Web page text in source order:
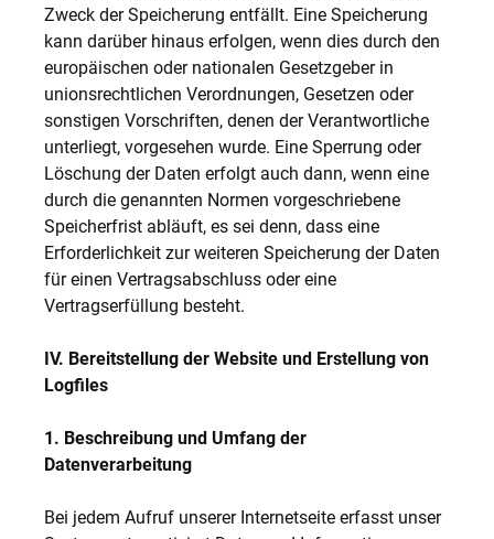
Zweck der Speicherung entfällt. Eine Speicherung
kann darüber hinaus erfolgen, wenn dies durch den
europäischen oder nationalen Gesetzgeber in
unionsrechtlichen Verordnungen, Gesetzen oder
sonstigen Vorschriften, denen der Verantwortliche
unterliegt, vorgesehen wurde. Eine Sperrung oder
Löschung der Daten erfolgt auch dann, wenn eine
durch die genannten Normen vorgeschriebene
Speicherfrist abläuft, es sei denn, dass eine
Erforderlichkeit zur weiteren Speicherung der Daten
für einen Vertragsabschluss oder eine
Vertragserfüllung besteht.
IV. Bereitstellung der Website und Erstellung von
Logfiles
1. Beschreibung und Umfang der
Datenverarbeitung
Bei jedem Aufruf unserer Internetseite erfasst unser